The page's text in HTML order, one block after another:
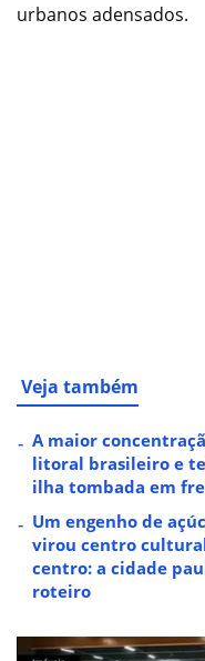
urbanos adensados.
Veja também
A maior
litoral brasileiro e
ilha tombada em
Um engenho de
virou centro cultural
centro: a cidade
roteiro